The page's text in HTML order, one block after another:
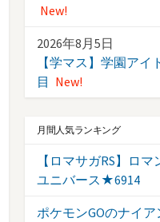
New!
2026年8月5日
【学マス】学園アイ
目 New!
月間人気ランキング
【ロマサガRS】ロ
ユニバース★6914
ポケモンGOのナイ